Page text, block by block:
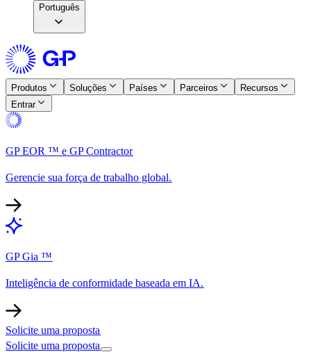
Português
Produtos​​ Soluções​​ Países​​ Parceiros​​
Recursos​​
Entrar​​
GP EOR ™ e GP Contractor​​
Gerencie sua força de trabalho global.​​
GP Gia ™​​
Inteligência de conformidade baseada em IA.​​
Solicite uma proposta​​
Solicite uma proposta​​